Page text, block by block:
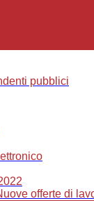
pubblici
offerte di